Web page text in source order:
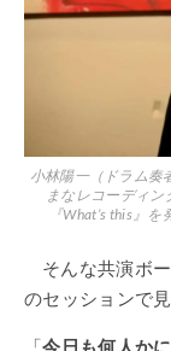
小林陽一（ドラム奏
まなレコーディ
『What’s this』
そんな共演ボ
のセッションで
「今日も何人か